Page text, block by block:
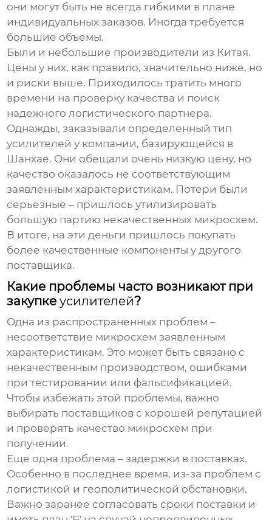
они могут быть не всегда гибкими в плане
индивидуальных заказов. Иногда требуется
большие объемы.
Были и небольшие производители из Китая.
Цены у них, как правило, значительно ниже, но
и риски выше. Приходилось тратить много
времени на проверку качества и поиск
надежного логистического партнера.
Однажды, заказывали определенный тип
усилителей у компании, базирующейся в
Шанхае. Они обещали очень низкую цену, но
качество оказалось не соответствующим
заявленным характеристикам. Потери были
серьезные – пришлось утилизировать
большую партию некачественных микросхем.
В итоге, на эти деньги пришлось покупать
более качественные компоненты у другого
поставщика.
Какие проблемы часто возникают при
закупкеусилителей?
Одна из распространенных проблем –
несоответствие микросхем заявленным
характеристикам. Это может быть связано с
некачественным производством, ошибками
при тестировании или фальсификацией.
Чтобы избежать этой проблемы, важно
выбирать поставщиков с хорошей репутацией
и проверять качество микросхем при
получении.
Еще одна проблема – задержки в поставках.
Особенно в последнее время, из-за проблем с
логистикой и геополитической обстановки.
Важно заранее согласовать сроки поставки и